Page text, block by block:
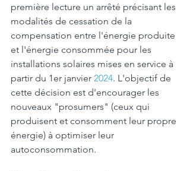
première lecture un arrêté précisant les
modalités de cessation de la
compensation entre l'énergie produite
et l'énergie consommée pour les
installations solaires mises en service à
partir du 1er janvier 2024. L'objectif de
cette décision est d'encourager les
nouveaux "prosumers" (ceux qui
produisent et consomment leur propre
énergie) à optimiser leur
autoconsommation.